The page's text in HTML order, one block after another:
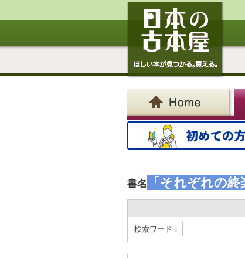
書名 「それぞれの終
検索ワード：